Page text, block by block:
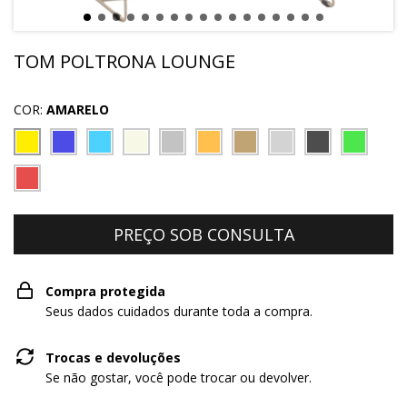
TOM POLTRONA LOUNGE
COR: AMARELO
Compra protegida
Seus dados cuidados durante toda a compra.
Trocas e devoluções
Se não gostar, você pode trocar ou devolver.